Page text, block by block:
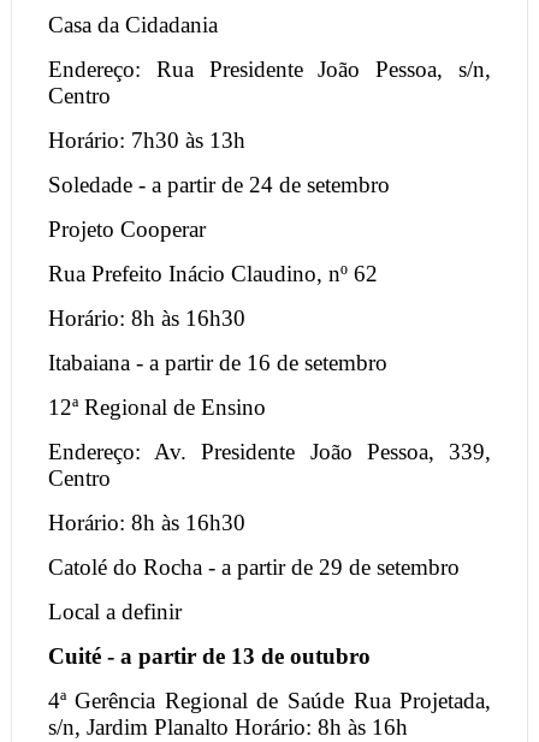
Casa da Cidadania
Endereço: Rua Presidente João Pessoa, s/n,
Centro
Horário: 7h30 às 13h
Soledade - a partir de 24 de setembro
Projeto Cooperar
Rua Prefeito Inácio Claudino, nº 62
Horário: 8h às 16h30
Itabaiana - a partir de 16 de setembro
12ª Regional de Ensino
Endereço: Av. Presidente João Pessoa, 339,
Centro
Horário: 8h às 16h30
Catolé do Rocha - a partir de 29 de setembro
Local a definir
Cuité - a partir de 13 de outubro
4ª Gerência Regional de Saúde Rua Projetada,
s/n, Jardim Planalto Horário: 8h às 16h